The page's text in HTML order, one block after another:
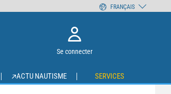
Se connecter
ACTU NAUTISME SERVICES
FRANÇAIS